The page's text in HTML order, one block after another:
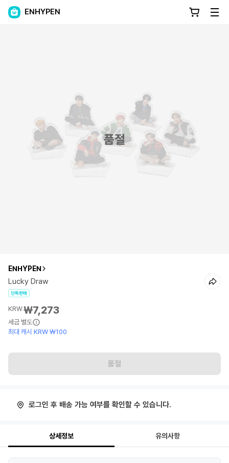
ENHYPEN
품절
ENHYPEN
Lucky Draw
단독판매
KRW₩7,273
세금 별도
최대 캐시 KRW ₩100
품절
로그인 후 배송 가능 여부를 확인할 수 있습니다.
상세정보 유의사항